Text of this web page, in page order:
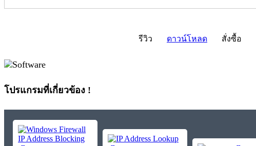
รีวิว ดาวน์โหลด สั่งซื้อ
โปรแกรมที่เกี่ยวข้อง !